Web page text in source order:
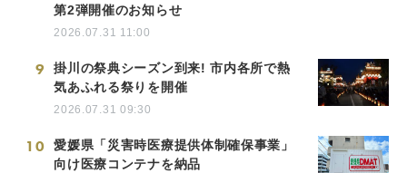
第2弾開催のお知らせ
2026.07.31 11:00
9
掛川の祭典シーズン到来! 市内各所で熱
気あふれる祭りを開催
2026.07.31 09:30
10
愛媛県「災害時医療提供体制確保事業」
向け医療コンテナを納品